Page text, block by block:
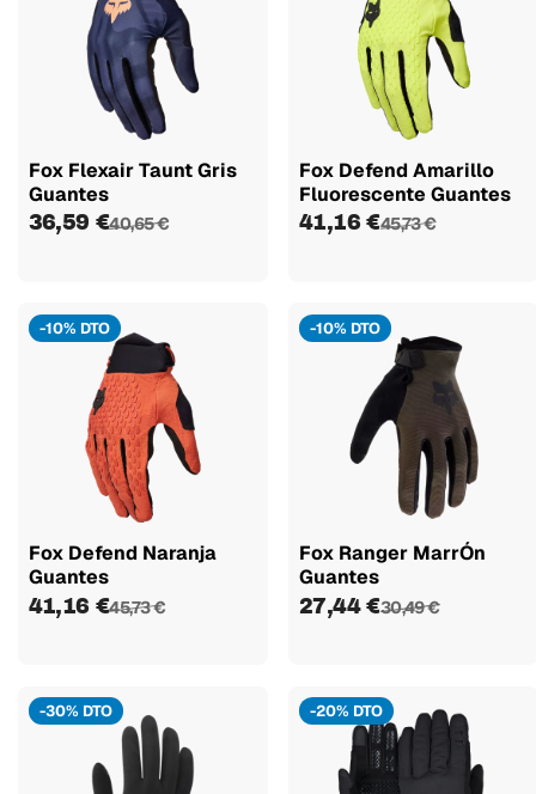
Fox Flexair Taunt Gris
Guantes
36,59 €40,65 €
Fox Defend Amarillo
Fluorescente Guantes
41,16 €45,73 €
-10% DTO
Fox Defend Naranja
Guantes
41,16 €45,73 €
-10% DTO
Fox Ranger MarrÓn
Guantes
27,44 €30,49 €
-30% DTO -20% DTO